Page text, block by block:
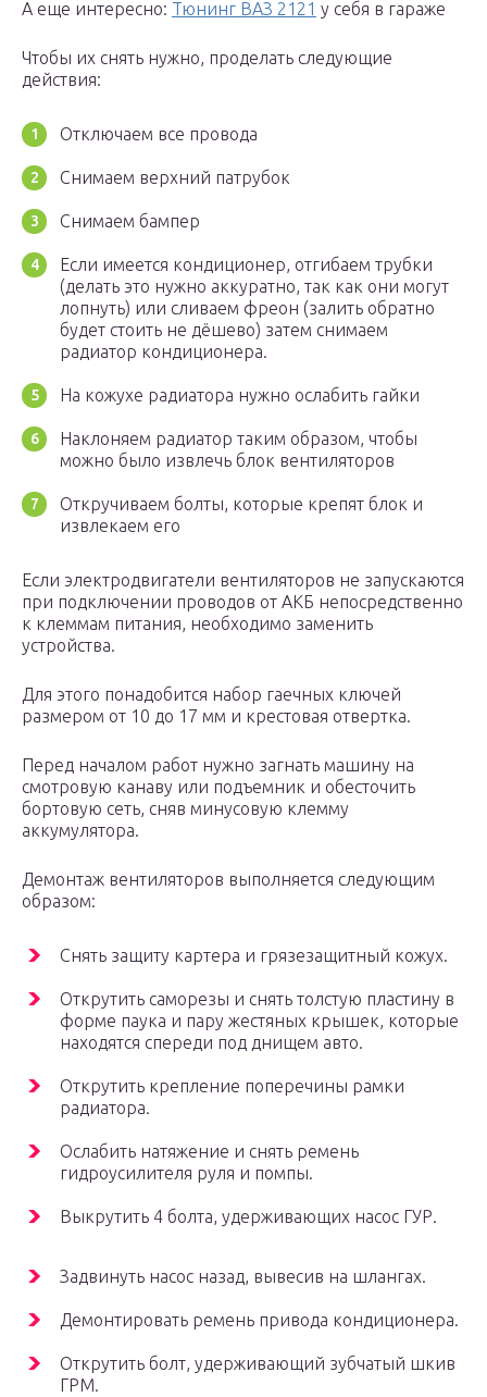
А еще интересно: Тюнинг ВАЗ 2121 у себя в гараже
Чтобы их снять нужно, проделать следующие
действия:
Отключаем все провода
Снимаем верхний патрубок
Снимаем бампер
Если имеется кондиционер, отгибаем трубки
(делать это нужно аккуратно, так как они могут
лопнуть) или сливаем фреон (залить обратно
будет стоить не дёшево) затем снимаем
радиатор кондиционера.
На кожухе радиатора нужно ослабить гайки
Наклоняем радиатор таким образом, чтобы
можно было извлечь блок вентиляторов
Откручиваем болты, которые крепят блок и
извлекаем его
Если электродвигатели вентиляторов не запускаются
при подключении проводов от АКБ непосредственно
к клеммам питания, необходимо заменить
устройства.
Для этого понадобится набор гаечных ключей
размером от 10 до 17 мм и крестовая отвертка.
Перед началом работ нужно загнать машину на
смотровую канаву или подъемник и обесточить
бортовую сеть, сняв минусовую клемму
аккумулятора.
Демонтаж вентиляторов выполняется следующим
образом:
Снять защиту картера и грязезащитный кожух.
Открутить саморезы и снять толстую пластину в
форме паука и пару жестяных крышек, которые
находятся спереди под днищем авто.
Открутить крепление поперечины рамки
радиатора.
Ослабить натяжение и снять ремень
гидроусилителя руля и помпы.
Выкрутить 4 болта, удерживающих насос ГУР.
Задвинуть насос назад, вывесив на шлангах.
Демонтировать ремень привода кондиционера.
Открутить болт, удерживающий зубчатый шкив
ГРМ.